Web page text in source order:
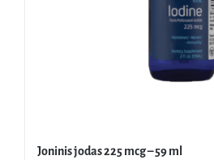
Joninis jodas 225 mcg – 59 ml